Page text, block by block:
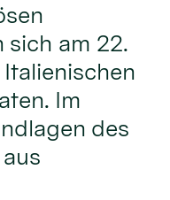
sich am 22.
Im
des